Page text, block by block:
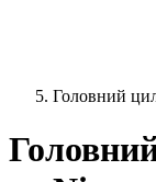
Головний